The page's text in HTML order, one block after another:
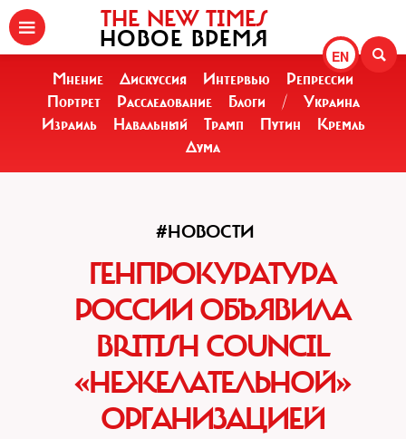
EN
THE NEW TIMES
НОВОЕ ВРЕМЯ
Мнение Дискуссия Интервью
Репрессии
Портрет
Расследование Блоги /
Украина
Израиль
Навальный Трамп Путин
Кремль
Дума
#НОВОСТИ
ГЕНПРОКУРАТУРА
РОССИИ ОБЪЯВИЛА
ВRITISH COUNCIL
«НЕЖЕЛАТЕЛЬНОЙ»
ОРГАНИЗАЦИЕЙ